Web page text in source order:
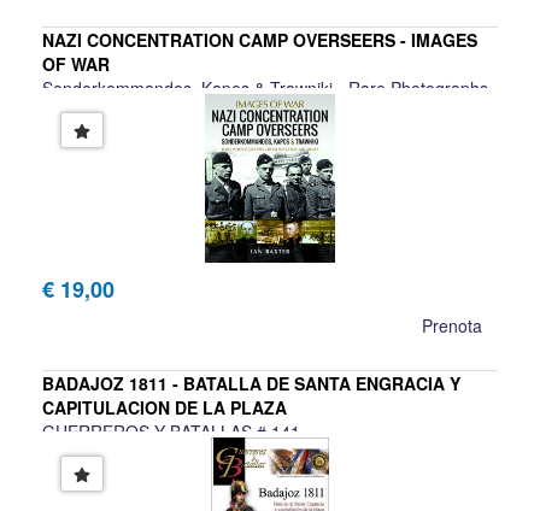
NAZI CONCENTRATION CAMP OVERSEERS - IMAGES
OF WAR
Sonderkommandos, Kapos & Trawniki - Rare Photographs
from Wartime Archives
Ian Baxter
€ 19,00
Prenota
BADAJOZ 1811 - BATALLA DE SANTA ENGRACIA Y
CAPITULACION DE LA PLAZA
GUERREROS Y BATALLAS # 141
Jacinto J. Marabel